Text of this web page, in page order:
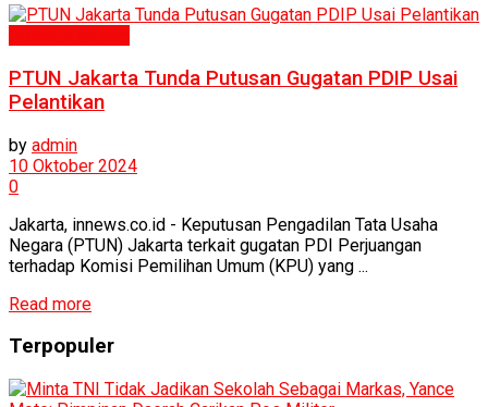
PTUN Jakarta Tunda Putusan Gugatan PDIP Usai
Pelantikan
by admin
10 Oktober 2024
0
Jakarta, innews.co.id - Keputusan Pengadilan Tata Usaha
Negara (PTUN) Jakarta terkait gugatan PDI Perjuangan
terhadap Komisi Pemilihan Umum (KPU) yang ...
Read more
Terpopuler